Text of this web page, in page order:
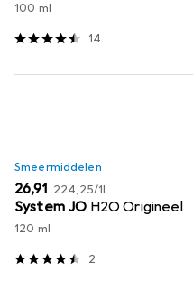
100 ml
14
Smeermiddelen
EUR
26,91 EUR
224,25/1l
System JO H2O Origineel
120 ml
2